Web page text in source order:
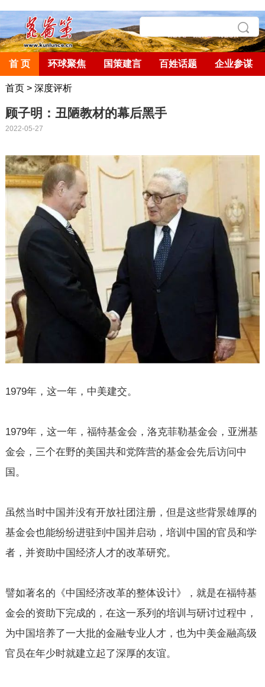
首 页 环球聚焦 国策建言 百姓话题 企业参谋
首页> 深度评析
顾子明：丑陋教材的幕后黑手
2022-05-27
1979年，这一年，中美建交。
1979年，这一年，福特基金会，洛克菲勒基金会，亚洲基
金会，三个在野的美国共和党阵营的基金会先后访问中
国。
虽然当时中国并没有开放社团注册，但是这些背景雄厚的
基金会也能纷纷进驻到中国并启动，培训中国的官员和学
者，并资助中国经济人才的改革研究。
譬如著名的《中国经济改革的整体设计》，就是在福特基
金会的资助下完成的，在这一系列的培训与研讨过程中，
为中国培养了一大批的金融专业人才，也为中美金融高级
官员在年少时就建立起了深厚的友谊。